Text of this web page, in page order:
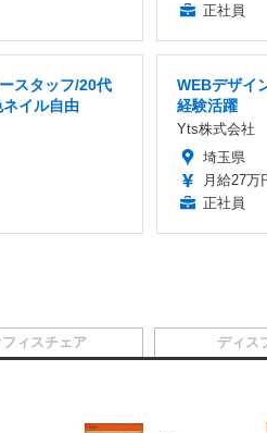
正社員
スタッフ/20代
イル自由
WEBデザイ
経験活躍
Yts株式会社
埼玉県
月給27万
正社員
フィスチェア ディス